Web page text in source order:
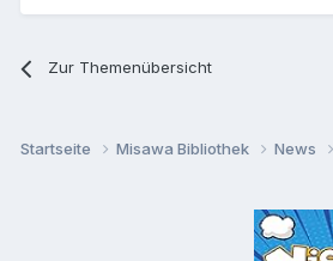
Zur Themenübersicht
Startseite Misawa Bibliothek News